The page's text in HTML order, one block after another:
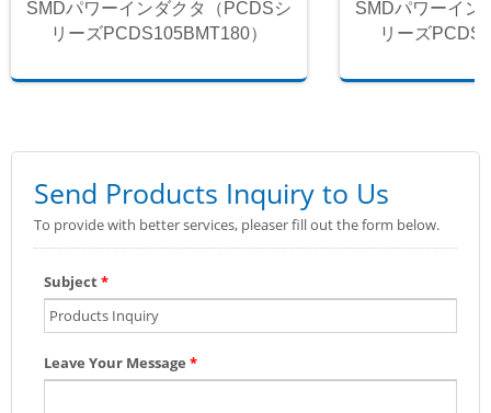
SMDパワーインダクタ（PCDSシ
リーズPCDS105BMT180）
SMDパワーイン
リーズ